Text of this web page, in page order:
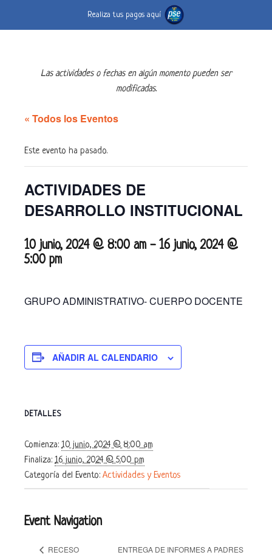
Realiza tus pagos aquí
Las actividades o fechas en algún momento pueden ser
modificadas.
« Todos los Eventos
Este evento ha pasado.
ACTIVIDADES DE
DESARROLLO INSTITUCIONAL
10 junio, 2024 @ 8:00 am - 16 junio, 2024 @
5:00 pm
GRUPO ADMINISTRATIVO- CUERPO DOCENTE
AÑADIR AL CALENDARIO
DETALLES
Comienza: 10 junio, 2024 @ 8:00 am
Finaliza: 16 junio, 2024 @ 5:00 pm
Categoría del Evento: Actividades y Eventos
Event Navigation
RECESO
ENTREGA DE INFORMES A PADRES